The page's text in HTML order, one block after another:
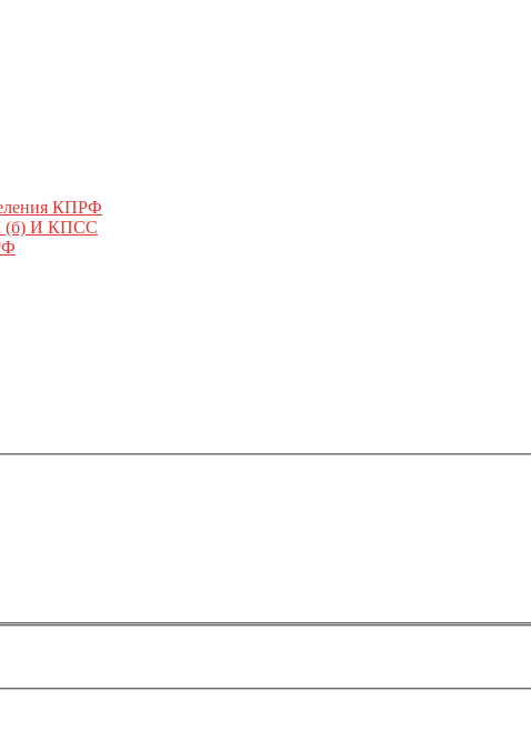
КПРФ
(б) И КПСС